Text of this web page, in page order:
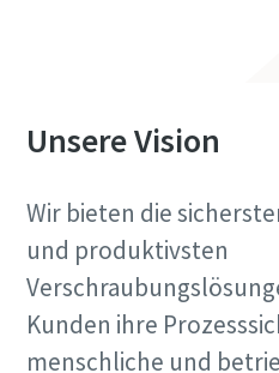
Unsere Vision
Wir bieten die
und produktivsten
Kunden ihre
menschliche und